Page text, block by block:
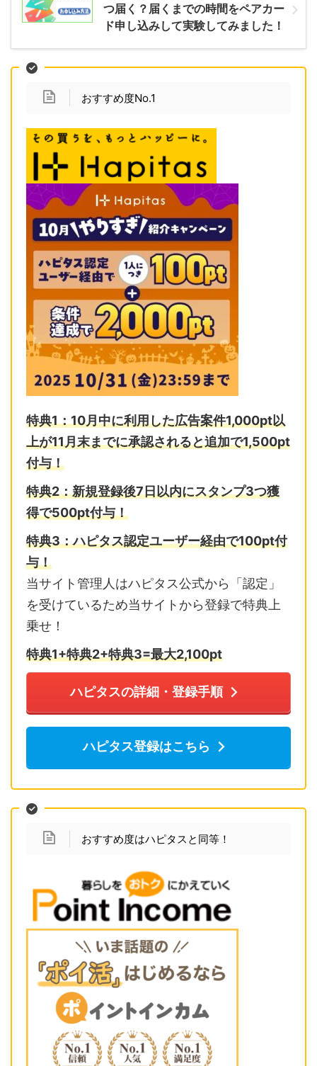
つ届く？届くまでの時間をペアカー
ド申し込みして実験してみました！
おすすめ度No.1
特典1：10月中に利用した広告案件1,000pt以
上が11月末までに承認されると追加で1,500pt
付与！
特典2：新規登録後7日以内にスタンプ3つ獲
得で500pt付与！
特典3：ハピタス認定ユーザー経由で100pt付
与！
当サイト管理人はハピタス公式から「認定」
を受けているため当サイトから登録で特典上
乗せ！
特典1+特典2+特典3=最大2,100pt
ハピタスの詳細・登録手順
ハピタス登録はこちら
おすすめ度はハピタスと同等！